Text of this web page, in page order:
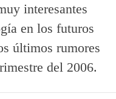
interesantes
en los futuros
últimos rumores
del 2006.